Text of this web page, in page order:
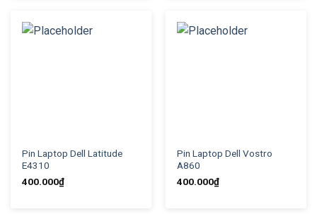
Pin Laptop Dell Latitude
E4310
400.000₫
Pin Laptop Dell Vostro
A860
400.000₫